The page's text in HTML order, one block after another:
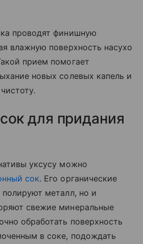
проводят финишную
влажную поверхность насухо
прием помогает
новых солевых капель и
для придания
уксусу можно
сок. Его органические
металл, но и
свежие минеральные
обработать поверхность
в соке, подождать